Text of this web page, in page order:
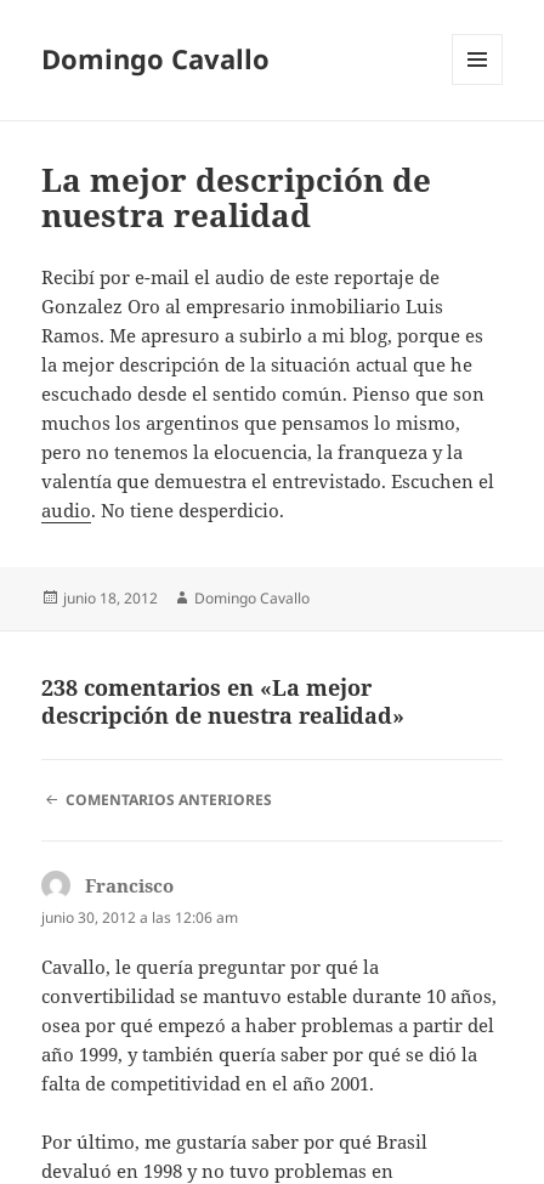
Domingo Cavallo
La mejor descripción de
nuestra realidad
Recibí por e-mail el audio de este reportaje de
Gonzalez Oro al empresario inmobiliario Luis
Ramos. Me apresuro a subirlo a mi blog, porque es
la mejor descripción de la situación actual que he
escuchado desde el sentido común. Pienso que son
muchos los argentinos que pensamos lo mismo,
pero no tenemos la elocuencia, la franqueza y la
valentía que demuestra el entrevistado. Escuchen el
audio. No tiene desperdicio.
Publicado
junio 18, 2012 Autor
Domingo Cavallo
238 comentarios en «La mejor
descripción de nuestra realidad»
NAVEGACIÓN
COMENTARIOS ANTERIORES
Francisco
junio 30, 2012 a las 12:06 am
Cavallo, le quería preguntar por qué la
convertibilidad se mantuvo estable durante 10 años,
osea por qué empezó a haber problemas a partir del
año 1999, y también quería saber por qué se dió la
falta de competitividad en el año 2001.
Por último, me gustaría saber por qué Brasil
devaluó en 1998 y no tuvo problemas en